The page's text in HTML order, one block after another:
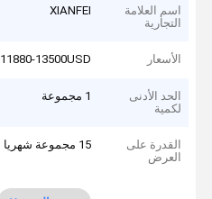
اسم العلامة
التجارية
XIANFEI
الأسعار 11880-13500USD
الحد الأدنى
لكمية
1 مجموعة
القدرة على
العرض
15 مجموعة شهريا